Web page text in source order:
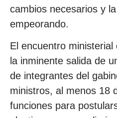
cambios necesarios y
empeorando.
El encuentro
la inminente salida de
de integrantes del
ministros, al menos 18
funciones para